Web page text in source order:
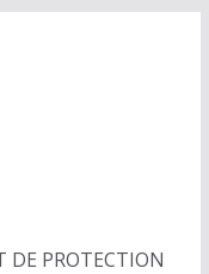
DE PROTECTION